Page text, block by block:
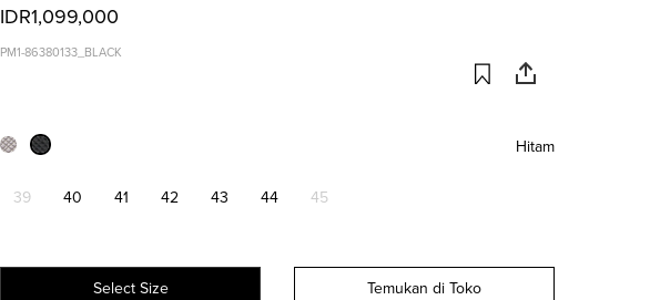
IDR1,099,000
PM1-86380133_BLACK
Hitam
39 40 41 42 43 44 45
Select Size Temukan di Toko